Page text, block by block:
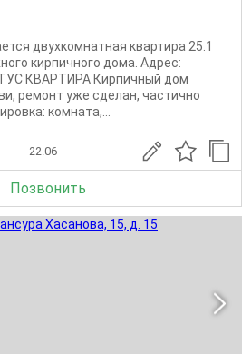
двухкомнатная квартира 25.1
кирпичного дома. Адрес:
КВАРТИРА Кирпичный дом
ремонт уже сделан, частично
комната,...
22.06
Позвонить